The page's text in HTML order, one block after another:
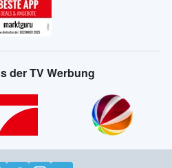
der TV Werbung